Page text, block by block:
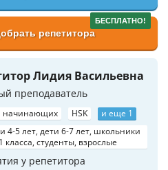
БЕСПЛАТНО!
репетитора
Лидия Васильевна
преподаватель
начинающих HSK
и еще 1
4-5 лет, дети 6-7 лет, школьники
класса, студенты, взрослые
у репетитора